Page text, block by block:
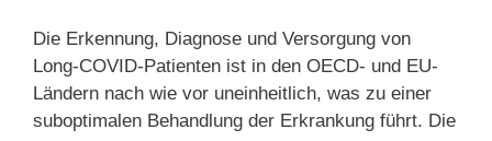
Die Erkennung, Diagnose und Versorgung von
Long-COVID-Patienten ist in den OECD- und EU-
Ländern nach wie vor uneinheitlich, was zu einer
suboptimalen Behandlung der Erkrankung führt. Die